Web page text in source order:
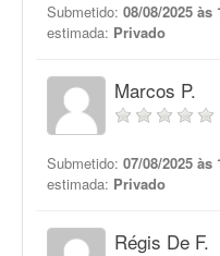
Submetido: 08/08/2025 às
estimada: Privado
Marcos P.
Submetido: 07/08/2025 às
estimada: Privado
Régis De F.